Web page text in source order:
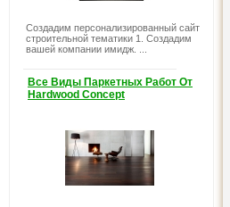
Создадим персонализированный сайт
строительной тематики 1. Создадим
вашей компании имидж. ...
Все Виды Паркетных Работ От
Hardwood Concept